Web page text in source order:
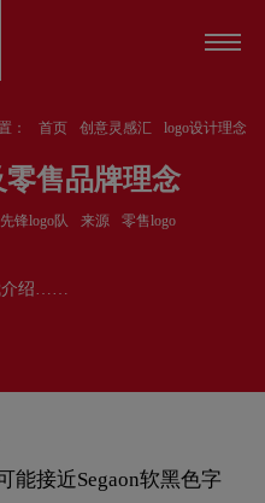
： 首页 创意灵感汇
logo设计理念
零售品牌理念
先锋logo队 来源 零售logo
介绍……
能接近Segaon软黑色字